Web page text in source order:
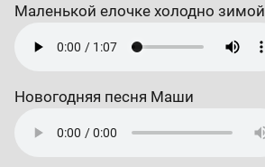
Маленькой елочке холодно зимой
Новогодняя песня Маши